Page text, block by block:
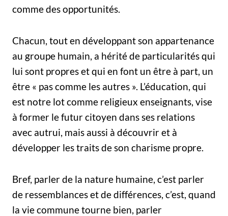
comme des opportunités.
Chacun, tout en développant son appartenance
au groupe humain, a hérité de particularités qui
lui sont propres et qui en font un être à part, un
être « pas comme les autres ». L’éducation, qui
est notre lot comme religieux enseignants, vise
à former le futur citoyen dans ses relations
avec autrui, mais aussi à découvrir et à
développer les traits de son charisme propre.
Bref, parler de la nature humaine, c’est parler
de ressemblances et de différences, c’est, quand
la vie commune tourne bien, parler